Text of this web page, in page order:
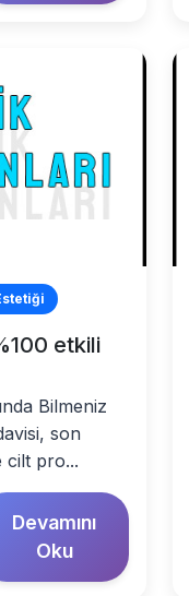
etkili
Bilmeniz
son
cilt pro...
Devamını
Oku